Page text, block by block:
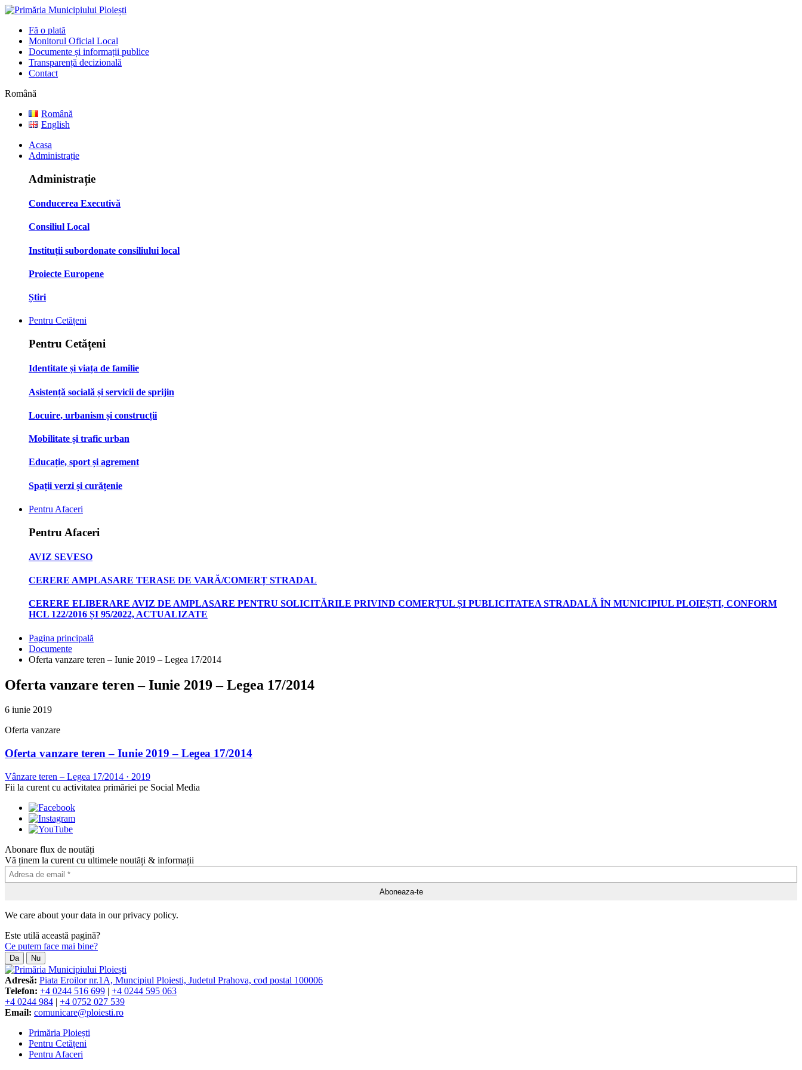
Fă o plată
Monitorul Oficial Local
Documente și informații publice
Transparență decizională
Contact
Română
Română
English
Acasa
Administrație
Administrație
Conducerea Executivă
Consiliul Local
Instituții subordonate consiliului local
Proiecte Europene
Știri
Pentru Cetățeni
Pentru Cetățeni
Identitate și viața de familie
Asistență socială și servicii de sprijin
Locuire, urbanism și construcții
Mobilitate și trafic urban
Educație, sport și agrement
Spații verzi și curățenie
Pentru Afaceri
Pentru Afaceri
AVIZ SEVESO
CERERE AMPLASARE TERASE DE VARĂ/COMERȚ STRADAL
CERERE ELIBERARE AVIZ DE AMPLASARE PENTRU SOLICITĂRILE PRIVIND COMERȚUL ȘI PUBLICITATEA STRADALĂ ÎN MUNICIPIUL PLOIEȘTI, CONFORM
HCL 122/2016 ȘI 95/2022, ACTUALIZATE
Pagina principală
Documente
Oferta vanzare teren – Iunie 2019 – Legea 17/2014
Oferta vanzare teren – Iunie 2019 – Legea 17/2014
6 iunie 2019
Oferta vanzare
Oferta vanzare teren – Iunie 2019 – Legea 17/2014
Vânzare teren – Legea 17/2014 · 2019
Fii la curent cu activitatea primăriei pe Social Media
Abonare flux de noutăți
Vă ținem la curent cu ultimele noutăți & informații
We care about your data in our privacy policy.
Este utilă această pagină?
Ce putem face mai bine?
Da Nu
Adresă: Piata Eroilor nr.1A, Muncipiul Ploiesti, Judetul Prahova, cod postal 100006
Telefon: +4 0244 516 699 | +4 0244 595 063
+4 0244 984 | +4 0752 027 539
Email: comunicare@ploiesti.ro
Primăria Ploiești
Pentru Cetățeni
Pentru Afaceri